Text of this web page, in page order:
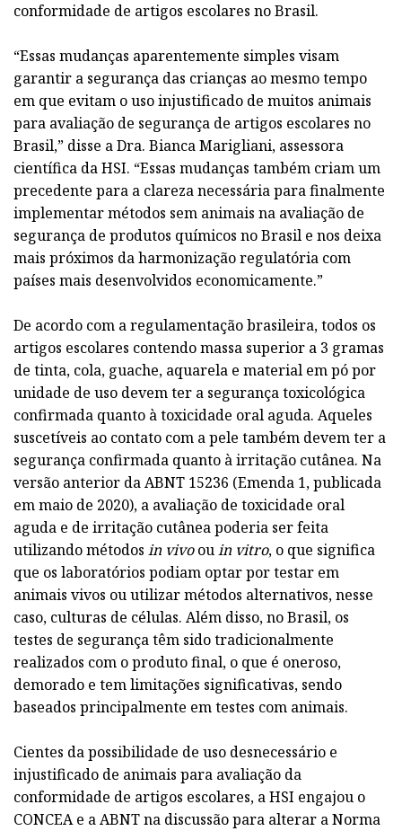
conformidade de artigos escolares no Brasil.
“Essas mudanças aparentemente simples visam
garantir a segurança das crianças ao mesmo tempo
em que evitam o uso injustificado de muitos animais
para avaliação de segurança de artigos escolares no
Brasil,” disse a Dra. Bianca Marigliani, assessora
científica da HSI. “Essas mudanças também criam um
precedente para a clareza necessária para finalmente
implementar métodos sem animais na avaliação de
segurança de produtos químicos no Brasil e nos deixa
mais próximos da harmonização regulatória com
países mais desenvolvidos economicamente.”
De acordo com a regulamentação brasileira, todos os
artigos escolares contendo massa superior a 3 gramas
de tinta, cola, guache, aquarela e material em pó por
unidade de uso devem ter a segurança toxicológica
confirmada quanto à toxicidade oral aguda. Aqueles
suscetíveis ao contato com a pele também devem ter a
segurança confirmada quanto à irritação cutânea. Na
versão anterior da ABNT 15236 (Emenda 1, publicada
em maio de 2020), a avaliação de toxicidade oral
aguda e de irritação cutânea poderia ser feita
utilizando métodos in vivoouin vitro, o que significa
que os laboratórios podiam optar por testar em
animais vivos ou utilizar métodos alternativos, nesse
caso, culturas de células. Além disso, no Brasil, os
testes de segurança têm sido tradicionalmente
realizados com o produto final, o que é oneroso,
demorado e tem limitações significativas, sendo
baseados principalmente em testes com animais.
Cientes da possibilidade de uso desnecessário e
injustificado de animais para avaliação da
conformidade de artigos escolares, a HSI engajou o
CONCEA e a ABNT na discussão para alterar a Norma